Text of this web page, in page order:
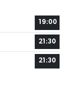
19:00
21:30
21:30